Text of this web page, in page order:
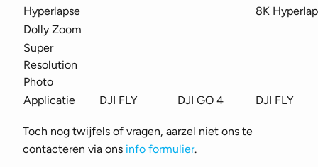
Hyperlapse
8K
Dolly Zoom
Super
Resolution
Photo
Applicatie
DJI FLY DJI GO 4 DJI FLY
Toch nog twijfels of vragen, aarzel niet ons te
contacteren via ons info formulier.